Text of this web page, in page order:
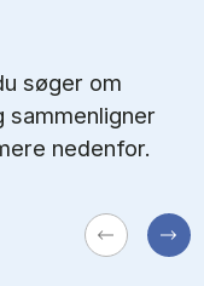
søger om
nedenfor.